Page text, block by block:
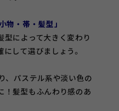
・帯・髪型」
によって大きく変わり
して選びましょう。
、パステル系や淡い色の
！髪型もふんわり感のあ